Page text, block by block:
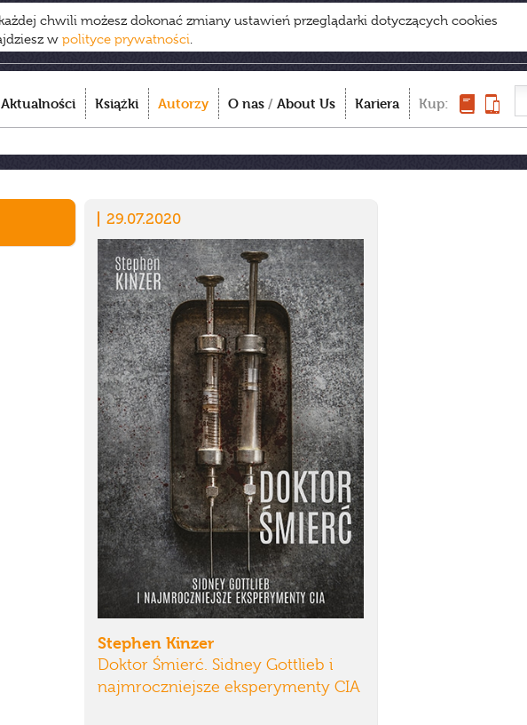
chwili możesz dokonać zmiany ustawień przeglądarki dotyczących cookies
w polityce prywatności.
Aktualności Książki Autorzy O nas / About Us Kariera Kup:
29.07.2020
Stephen Kinzer
Doktor Śmierć. Sidney Gottlieb i
najmroczniejsze eksperymenty CIA